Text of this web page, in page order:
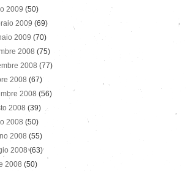
2009 (50)
2009 (69)
2009 (70)
2008 (75)
2008 (77)
2008 (67)
2008 (56)
2008 (39)
2008 (50)
2008 (55)
2008(63)
2008 (50)